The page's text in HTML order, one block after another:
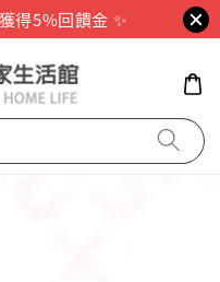
得5%回饋金 ✨